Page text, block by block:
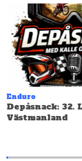
Enduro
Depåsnack: 32.
Västmanland